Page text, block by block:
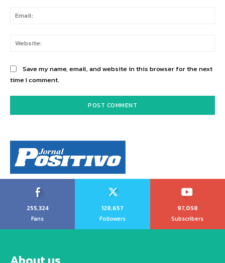
Save my name, email, and website in this browser for the next
time I comment.
255,324
Fans
128,657
Followers
97,058
Subscribers